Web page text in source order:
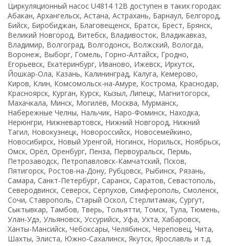
Циркуляционный насос U4814 12В доступен в таких городах:
Абакан, Архангельск, Астана, Астрахань, Барнаул, Белгород,
Бийск, Биробиджан, Благовещенск, Братск, Брест, Брянск,
Великий Новгород, Витебск, Владивосток, Владикавказ,
Владимир, Волгоград, Волгодонск, Волжский, Вологда,
Воронеж, Выборг, Гомель, Горно-Алтайск, Гродно,
Егорьевск, Екатеринбург, Иваново, Ижевск, Иркутск,
Йошкар-Ола, Казань, Калининград, Калуга, Кемерово,
Киров, Клин, Комсомольск-на-Амуре, Кострома, Краснодар,
Красноярск, Курган, Курск, Кызыл, Липецк, Магнитогорск,
Махачкала, Минск, Могилёв, Москва, Мурманск,
Набережные Челны, Нальчик, Наро-Фоминск, Находка,
Нерюнгри, Нижневартовск, Нижний Новгород, Нижний
Тагил, Новокузнецк, Новороссийск, Новосемейкино,
Новосибирск, Новый Уренгой, Ногинск, Норильск, Ноябрьск,
Омск, Орёл, Оренбург, Пенза, Первоуральск, Пермь,
Петрозаводск, Петропавловск-Камчатский, Псков,
Пятигорск, Ростов-на-Дону, Рубцовск, Рыбинск, Рязань,
Самара, Санкт-Петербург, Саранск, Саратов, Севастополь,
Северодвинск, Северск, Серпухов, Симферополь, Смоленск,
Сочи, Ставрополь, Старый Оскол, Стерлитамак, Сургут,
Сыктывкар, Тамбов, Тверь, Тольятти, Томск, Тула, Тюмень,
Улан-Удэ, Ульяновск, Уссурийск, Уфа, Ухта, Хабаровск,
Ханты-Мансийск, Чебоксары, Челябинск, Череповец, Чита,
Шахты, Элиста, Южно-Сахалинск, Якутск, Ярославль и т.д.